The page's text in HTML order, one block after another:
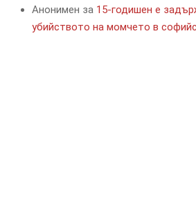
Анонимен за 15-годишен е
убийството на момчето в